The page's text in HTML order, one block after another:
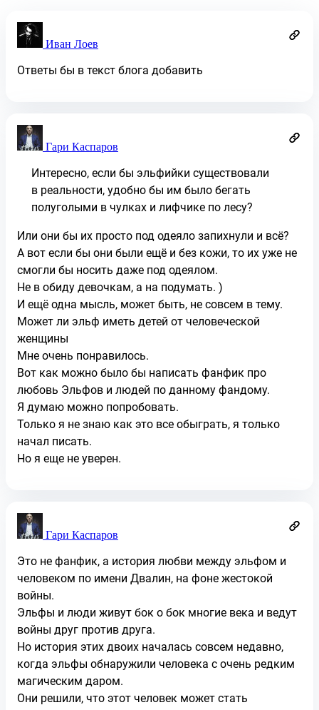
Иван Лоев
Ответы бы в текст блога добавить
Гари Каспаров
Интересно, если бы эльфийки существовали
в реальности, удобно бы им было бегать
полуголыми в чулках и лифчике по лесу?
Или они бы их просто под одеяло запихнули и всё?
А вот если бы они были ещё и без кожи, то их уже не
смогли бы носить даже под одеялом.
Не в обиду девочкам, а на подумать. )
И ещё одна мысль, может быть, не совсем в тему.
Может ли эльф иметь детей от человеческой
женщины
Мне очень понравилось.
Вот как можно было бы написать фанфик про
любовь Эльфов и людей по данному фандому.
Я думаю можно попробовать.
Только я не знаю как это все обыграть, я только
начал писать.
Но я еще не уверен.
Гари Каспаров
Это не фанфик, а история любви между эльфом и
человеком по имени Двалин, на фоне жестокой
войны.
Эльфы и люди живут бок о бок многие века и ведут
войны друг против друга.
Но история этих двоих началась совсем недавно,
когда эльфы обнаружили человека с очень редким
магическим даром.
Они решили, что этот человек может стать